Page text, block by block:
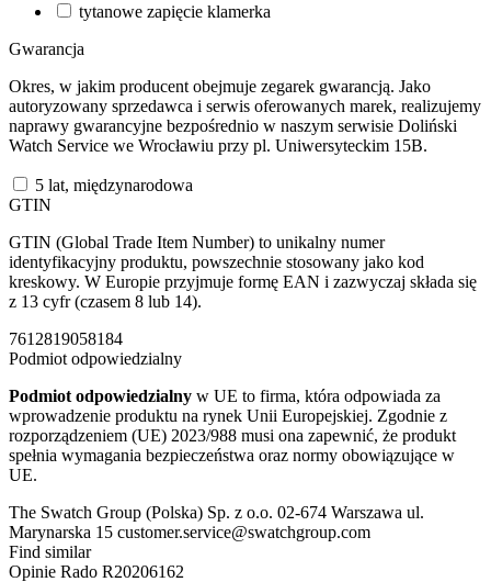
tytanowe zapięcie klamerka
Gwarancja
Okres, w jakim producent obejmuje zegarek gwarancją. Jako
autoryzowany sprzedawca i serwis oferowanych marek, realizujemy
naprawy gwarancyjne bezpośrednio w naszym serwisie Doliński
Watch Service we Wrocławiu przy pl. Uniwersyteckim 15B.
5 lat, międzynarodowa
GTIN
GTIN (Global Trade Item Number) to unikalny numer
identyfikacyjny produktu, powszechnie stosowany jako kod
kreskowy. W Europie przyjmuje formę EAN i zazwyczaj składa się
z 13 cyfr (czasem 8 lub 14).
7612819058184
Podmiot odpowiedzialny
Podmiot odpowiedzialny w UE to firma, która odpowiada za
wprowadzenie produktu na rynek Unii Europejskiej. Zgodnie z
rozporządzeniem (UE) 2023/988 musi ona zapewnić, że produkt
spełnia wymagania bezpieczeństwa oraz normy obowiązujące w
UE.
The Swatch Group (Polska) Sp. z o.o. 02-674 Warszawa ul.
Marynarska 15 customer.service@swatchgroup.com
Find similar
Opinie Rado R20206162